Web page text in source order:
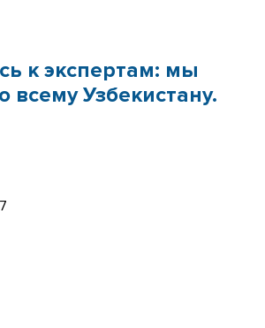
к экспертам: мы
всему Узбекистану.